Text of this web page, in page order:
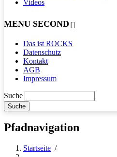
Videos
MENU SECOND
Das ist ROCKS
Datenschutz
Kontakt
AGB
Impressum
Suche
Pfadnavigation
Startseite /